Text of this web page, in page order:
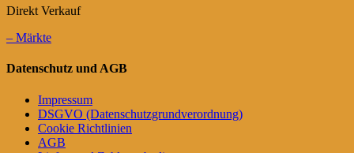
Direkt Verkauf
– Märkte
Datenschutz und AGB
Impressum
DSGVO (Datenschutzgrundverordnung)
Cookie Richtlinien
AGB